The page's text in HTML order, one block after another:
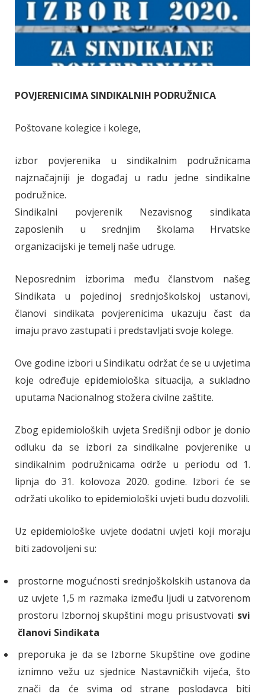
POVJERENICIMA SINDIKALNIH PODRUŽNICA
Poštovane kolegice i kolege,
izbor povjerenika u sindikalnim podružnicama
najznačajniji je događaj u radu jedne sindikalne
podružnice.
Sindikalni povjerenik Nezavisnog sindikata
zaposlenih u srednjim školama Hrvatske
organizacijski je temelj naše udruge.
Neposrednim izborima među članstvom našeg
Sindikata u pojedinoj srednjoškolskoj ustanovi,
članovi sindikata povjerenicima ukazuju čast da
imaju pravo zastupati i predstavljati svoje kolege.
Ove godine izbori u Sindikatu održat će se u uvjetima
koje određuje epidemiološka situacija, a sukladno
uputama Nacionalnog stožera civilne zaštite.
Zbog epidemioloških uvjeta Središnji odbor je donio
odluku da se izbori za sindikalne povjerenike u
sindikalnim podružnicama održe u periodu od 1.
lipnja do 31. kolovoza 2020. godine. Izbori će se
održati ukoliko to epidemiološki uvjeti budu dozvolili.
Uz epidemiološke uvjete dodatni uvjeti koji moraju
biti zadovoljeni su:
prostorne mogućnosti srednjoškolskih ustanova da
uz uvjete 1,5 m razmaka između ljudi u zatvorenom
prostoru Izbornoj skupštini mogu prisustvovati svi
članovi Sindikata
preporuka je da se Izborne Skupštine ove godine
iznimno vežu uz sjednice Nastavničkih vijeća, što
znači da će svima od strane poslodavca biti